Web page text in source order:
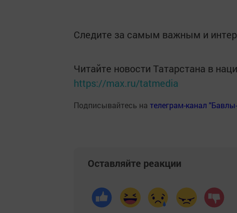
Следите за самым важным и
Читайте новости Татарстана в
https://max.ru/tatmedia
Подписывайтесь на телеграм-канал
Оставляйте реакции